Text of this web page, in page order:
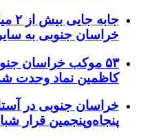
خراسان جنوبی به
۵۳ موکب خراسان
کاظمین نماد وحدت
خراسان جنوبی در
پنجاه‌وپنجمین قرار